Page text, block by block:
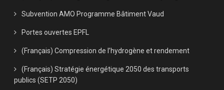
Subvention AMO Programme Bâtiment Vaud
Portes ouvertes EPFL
(Français) Compression de l’hydrogène et rendement
(Français) Stratégie énergétique 2050 des transports
publics (SETP 2050)